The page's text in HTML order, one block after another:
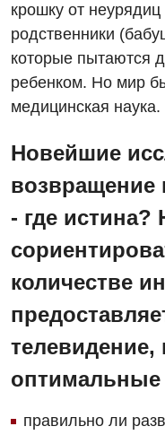
крошку от
родственники
которые пытаются
ребенком. Но мир
медицинская наука.
Новейшие
возвращение
- где истина?
количестве
телевидение,
правильно ли